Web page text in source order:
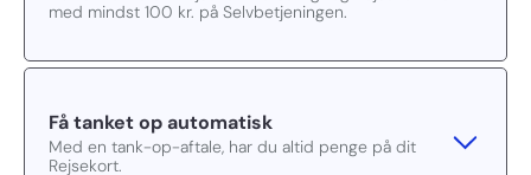
med mindst 100 kr. på Selvbetjeningen.
Få tanket op automatisk
Med en tank-op-aftale, har du altid penge på dit
Rejsekort.